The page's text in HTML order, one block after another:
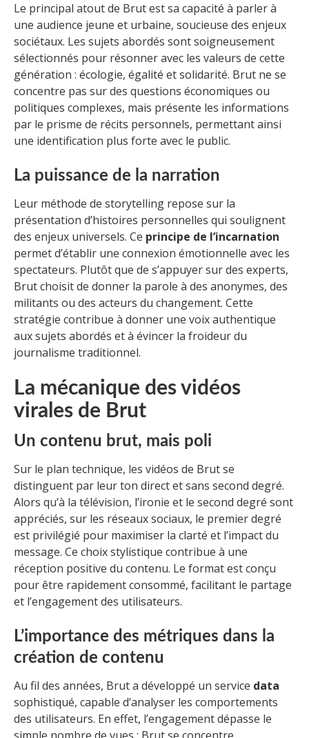
Le principal atout de Brut est sa capacité à parler à
une audience jeune et urbaine, soucieuse des enjeux
sociétaux. Les sujets abordés sont soigneusement
sélectionnés pour résonner avec les valeurs de cette
génération : écologie, égalité et solidarité. Brut ne se
concentre pas sur des questions économiques ou
politiques complexes, mais présente les informations
par le prisme de récits personnels, permettant ainsi
une identification plus forte avec le public.
La puissance de la narration
Leur méthode de storytelling repose sur la
présentation d’histoires personnelles qui soulignent
des enjeux universels. Ce principe de l’incarnation
permet d’établir une connexion émotionnelle avec les
spectateurs. Plutôt que de s’appuyer sur des experts,
Brut choisit de donner la parole à des anonymes, des
militants ou des acteurs du changement. Cette
stratégie contribue à donner une voix authentique
aux sujets abordés et à évincer la froideur du
journalisme traditionnel.
La mécanique des vidéos
virales de Brut
Un contenu brut, mais poli
Sur le plan technique, les vidéos de Brut se
distinguent par leur ton direct et sans second degré.
Alors qu’à la télévision, l’ironie et le second degré sont
appréciés, sur les réseaux sociaux, le premier degré
est privilégié pour maximiser la clarté et l’impact du
message. Ce choix stylistique contribue à une
réception positive du contenu. Le format est conçu
pour être rapidement consommé, facilitant le partage
et l’engagement des utilisateurs.
L’importance des métriques dans la
création de contenu
Au fil des années, Brut a développé un service data
sophistiqué, capable d’analyser les comportements
des utilisateurs. En effet, l’engagement dépasse le